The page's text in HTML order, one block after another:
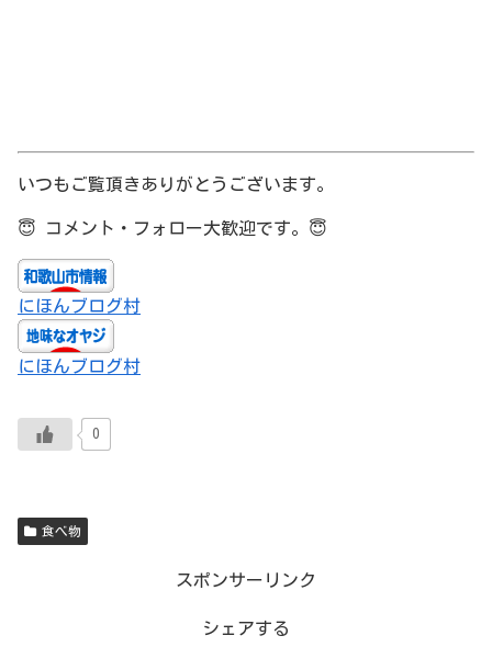
いつもご覧頂きありがとうございます。
😇 コメント・フォロー大歓迎です。 😇
にほんブログ村
にほんブログ村
0
食べ物
スポンサーリンク
シェアする